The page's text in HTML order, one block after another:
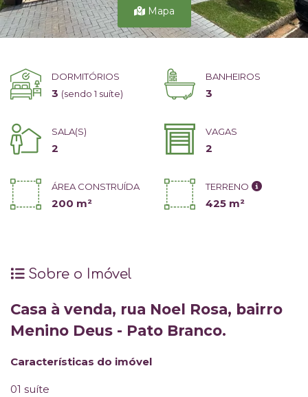
Mapa
DORMITÓRIOS
3 (sendo 1 suíte)
BANHEIROS
3
SALA(S)
2
VAGAS
2
ÁREA CONSTRUÍDA
200 m²
TERRENO
425 m²
Sobre o Imóvel
Casa à venda, rua Noel Rosa, bairro
Menino Deus - Pato Branco.
Características do imóvel
01 suíte